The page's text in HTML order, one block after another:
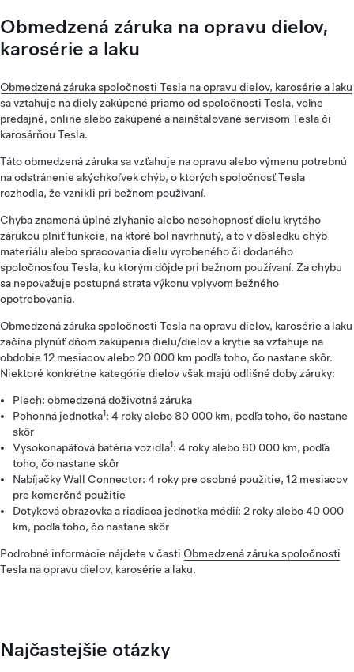
Obmedzená záruka na opravu dielov,
karosérie a laku
Obmedzená záruka spoločnosti Tesla na opravu dielov, karosérie a laku
sa vzťahuje na diely zakúpené priamo od spoločnosti Tesla, voľne
predajné, online alebo zakúpené a nainštalované servisom Tesla či
karosárňou Tesla.
Táto obmedzená záruka sa vzťahuje na opravu alebo výmenu potrebnú
na odstránenie akýchkoľvek chýb, o ktorých spoločnosť Tesla
rozhodla, že vznikli pri bežnom používaní.
Chyba znamená úplné zlyhanie alebo neschopnosť dielu krytého
zárukou plniť funkcie, na ktoré bol navrhnutý, a to v dôsledku chýb
materiálu alebo spracovania dielu vyrobeného či dodaného
spoločnosťou Tesla, ku ktorým dôjde pri bežnom používaní. Za chybu
sa nepovažuje postupná strata výkonu vplyvom bežného
opotrebovania.
Obmedzená záruka spoločnosti Tesla na opravu dielov, karosérie a laku
začína plynúť dňom zakúpenia dielu/dielov a krytie sa vzťahuje na
obdobie 12 mesiacov alebo 20 000 km podľa toho, čo nastane skôr.
Niektoré konkrétne kategórie dielov však majú odlišné doby záruky:
Plech: obmedzená doživotná záruka
Pohonná jednotka1: 4 roky alebo 80 000 km, podľa toho, čo nastane
skôr
Vysokonapäťová batéria vozidla1: 4 roky alebo 80 000 km, podľa
toho, čo nastane skôr
Nabíjačky Wall Connector: 4 roky pre osobné použitie, 12 mesiacov
pre komerčné použitie
Dotyková obrazovka a riadiaca jednotka médií: 2 roky alebo 40 000
km, podľa toho, čo nastane skôr
Podrobné informácie nájdete v časti Obmedzená záruka spoločnosti
Tesla na opravu dielov, karosérie a laku.
Najčastejšie otázky